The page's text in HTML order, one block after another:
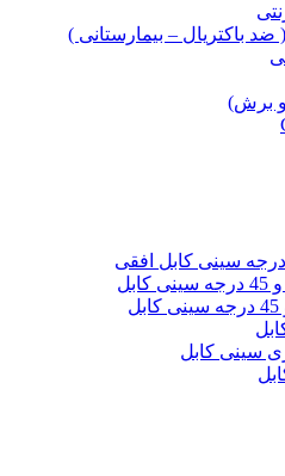
( ضد باکتریال – بیمارستانی )
سینی کابل